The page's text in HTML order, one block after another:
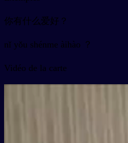
你有什么爱好？
nǐ yǒu shénme àihào ？
Vidéo de la carte